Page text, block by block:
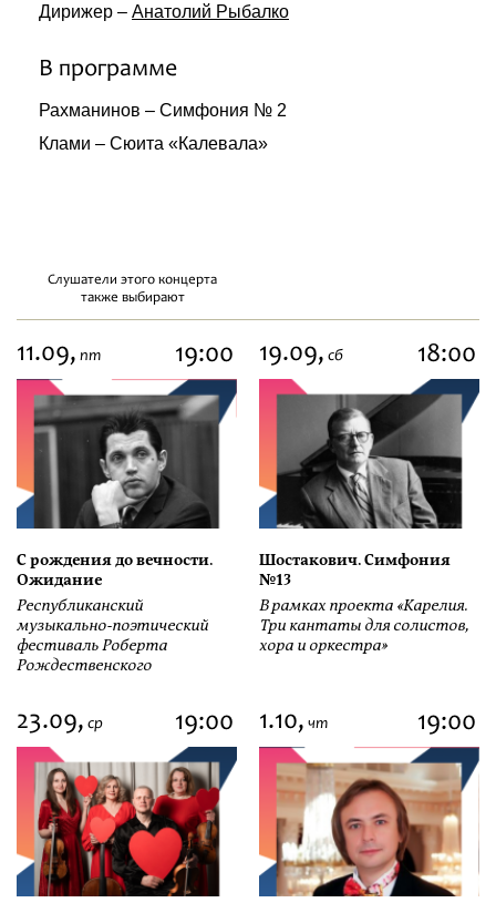
Дирижер – Анатолий Рыбалко
В программе
Рахманинов – Симфония № 2
Клами – Сюита «Калевала»
Слушатели этого концерта
также выбирают
11.09, пт 19:00
С рождения до вечности.
Ожидание
Республиканский
музыкально-поэтический
фестиваль Роберта
Рождественского
19.09, сб 18:00
Шостакович. Симфония
№13
В рамках проекта «Карелия.
Три кантаты для солистов,
хора и оркестра»
23.09, ср 19:00 1.10, чт 19:00